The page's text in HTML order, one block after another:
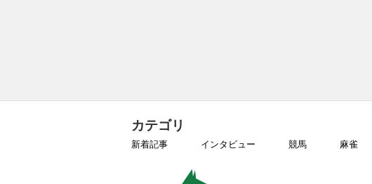
カテゴリ
新着記事 インタビュー 競馬 麻雀